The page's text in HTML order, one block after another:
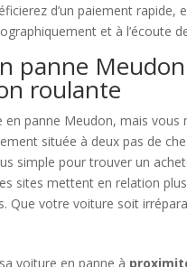
d’un paiement rapide,
et à l’écoute
panne
roulante
panne Meudon, mais
située à deux pas de
simple pour trouver un
sites mettent en relation
Que votre voiture soit
voiture en panne à